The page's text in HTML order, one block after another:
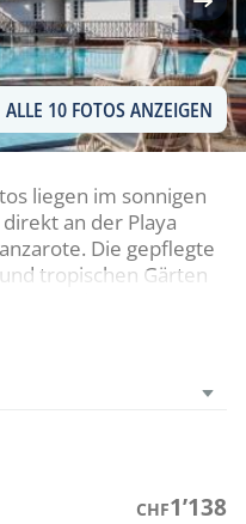
ALLE 10 FOTOS ANZEIGEN
liegen im sonnigen
an der Playa
Die gepflegte
tropischen Gärten
in entspannter
im Atlantik entlang
steiniger
CHF1’138